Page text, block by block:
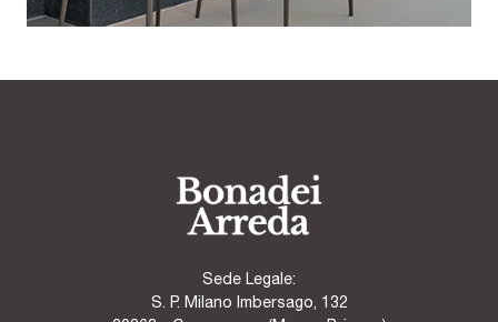
Sede Legale:
S. P. Milano Imbersago, 132